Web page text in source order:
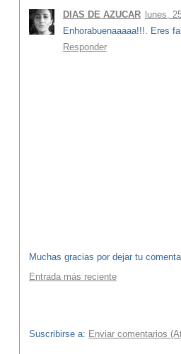
DIAS DE AZUCAR
lunes,
Enhorabuenaaaaa!!!. Eres
Responder
Muchas gracias por dejar tu
Entrada más reciente
Suscribirse a: Enviar comentarios